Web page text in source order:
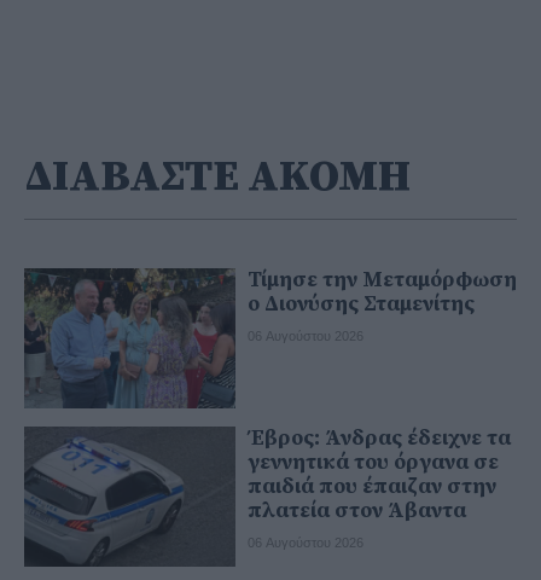
ΔΙΑΒΑΣΤΕ ΑΚΟΜΗ
Τίμησε την Μεταμόρφωση
ο Διονύσης Σταμενίτης
06 Αυγούστου 2026
Έβρος: Άνδρας έδειχνε τα
γεννητικά του όργανα σε
παιδιά που έπαιζαν στην
πλατεία στον Άβαντα
06 Αυγούστου 2026